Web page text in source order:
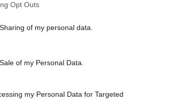
Opt Outs
of my personal data.
of my Personal Data.
my Personal Data for Targeted